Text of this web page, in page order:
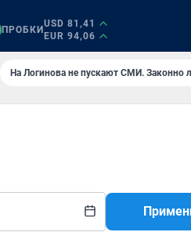
ПРОБКИ
USD 81,41
EUR 94,06
На Логинова не пускают СМИ. Законно